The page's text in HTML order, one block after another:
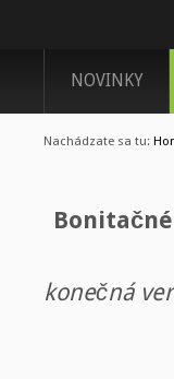
NOVINKY
Nachádzate sa tu:
konečná